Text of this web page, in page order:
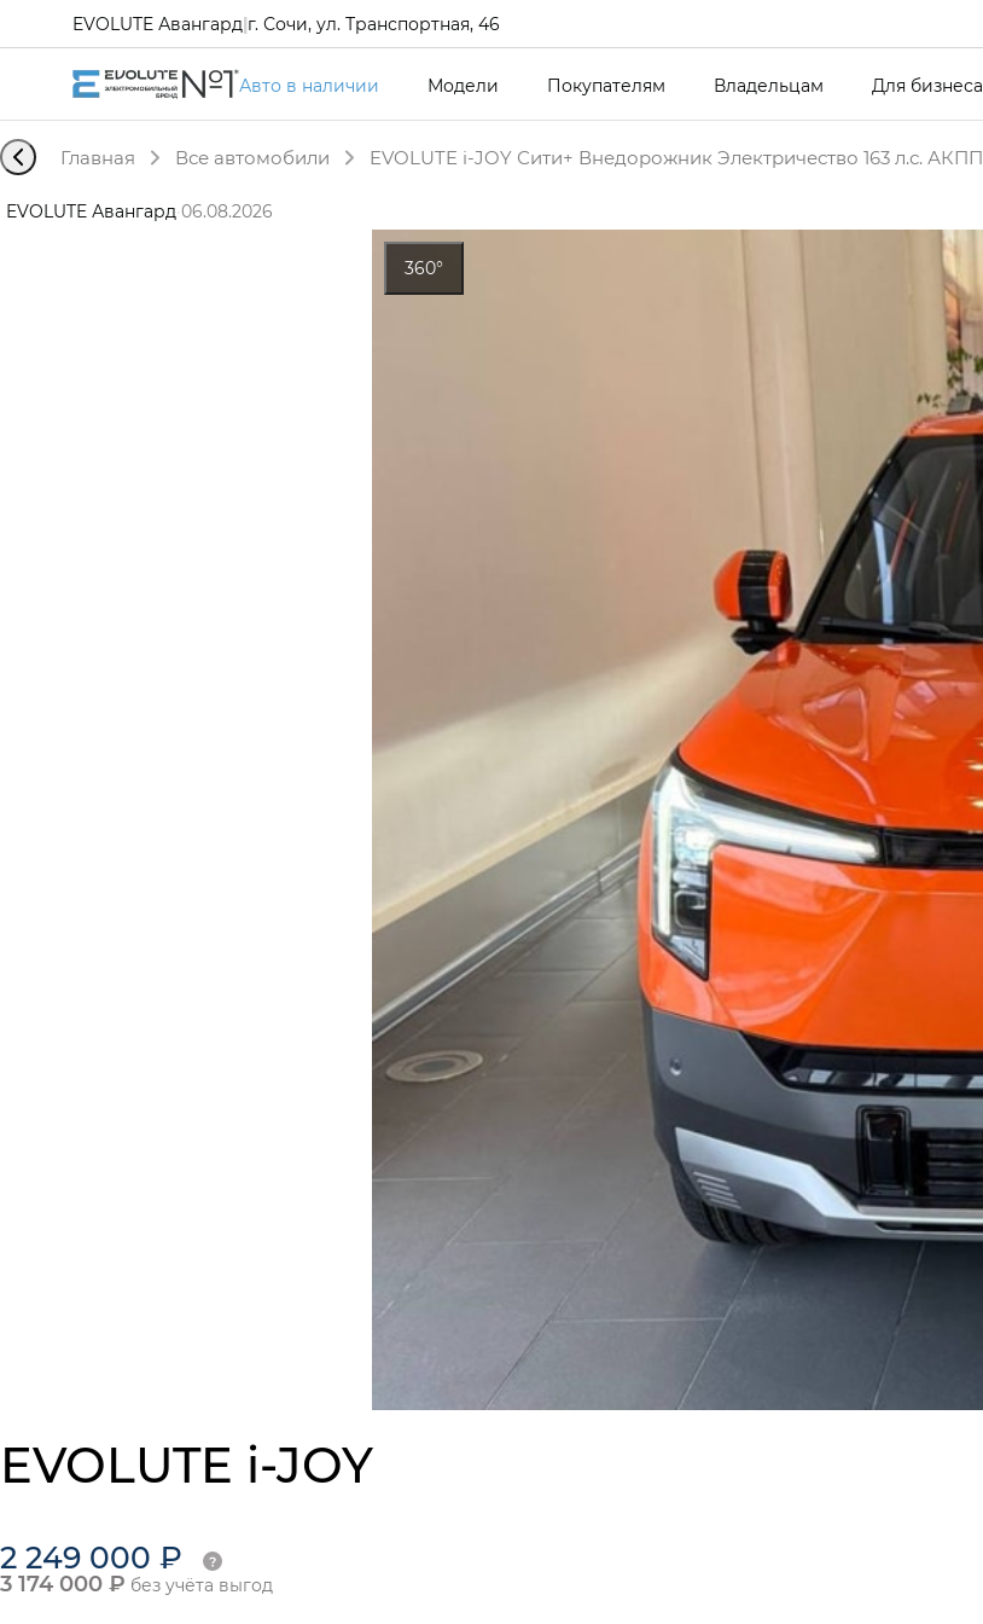
EVOLUTE Авангард|г. Сочи, ул. Транспортная, 46
Авто в наличии Модели Покупателям Владельцам Для бизнеса
Главная Все автомобили EVOLUTE i-JOY Сити+ Внедорожник Электричество 163 л.с. АКПП
EVOLUTE Авангард·06.08.2026
360°
EVOLUTE i-JOY
2 249 000 ₽
3 174 000 ₽ без учёта выгод